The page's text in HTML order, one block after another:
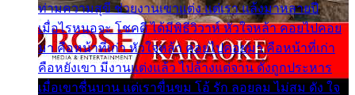
ท่ามความสุขี ช่วยงานเขาแต่ง แต่เรา แล้งมาหลายปี
เมื่อไรหนอจะ โชคดี ได้มีพิธีวิวาห์ หัวใจหล้า คอยไปคอย
มา คือหน้าที่เก่า หัวใจหล้า คอยไปคอยมา คือหน้าที่เก่า
คือหยังเขา มีงานแต่งแล้ว ไปล้างแต่จาน ดั่งถูกประหาร
เมื่อเขาชื่นบาน แต่เราขื่นขม โอ้ รัก ลอยลม ไม่สม ดัง ใจ